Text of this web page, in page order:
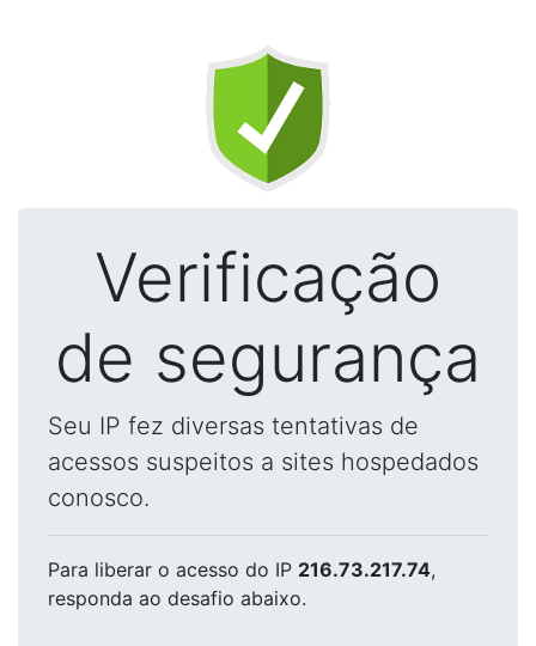
Verificação
de segurança
Seu IP fez diversas tentativas de
acessos suspeitos a sites hospedados
conosco.
Para liberar o acesso do IP 216.73.217.74,
responda ao desafio abaixo.